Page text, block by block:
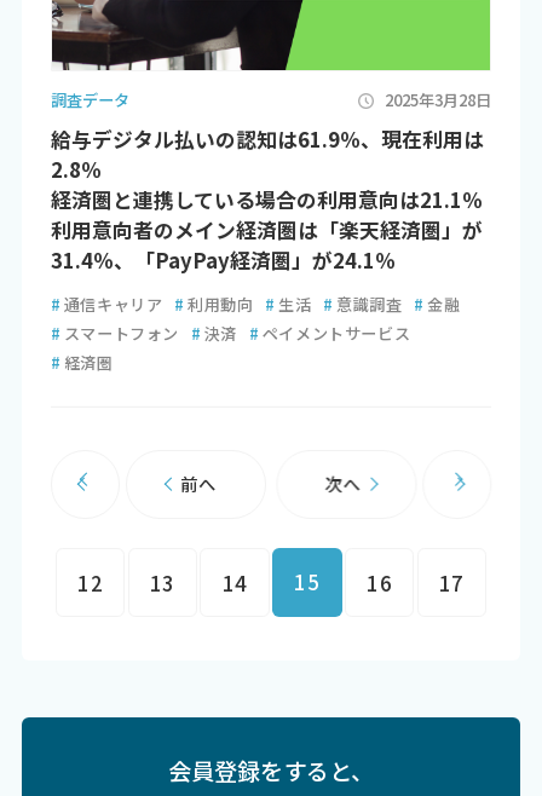
調査データ 2025年3月28日
給与デジタル払いの認知は61.9％、現在利用は
2.8％
経済圏と連携している場合の利用意向は21.1％
利用意向者のメイン経済圏は「楽天経済圏」が
31.4％、「PayPay経済圏」が24.1％
# 通信キャリア # 利用動向 # 生活 # 意識調査 # 金融
# スマートフォン # 決済 # ペイメントサービス
# 経済圏
前へ
12 13 14 15 16 17
次へ
会員登録をすると、